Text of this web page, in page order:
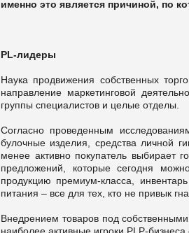
именно это является причиной, по
PL-лидеры
Наука продвижения собственных
направление маркетинговой
группы специалистов и целые отделы.
Согласно проведенным
булочные изделия, средства личной
менее активно покупатель выбирает
предложений, которые сегодня
продукцию премиум-класса,
питания – все для тех, кто не привык
Внедрением товаров под